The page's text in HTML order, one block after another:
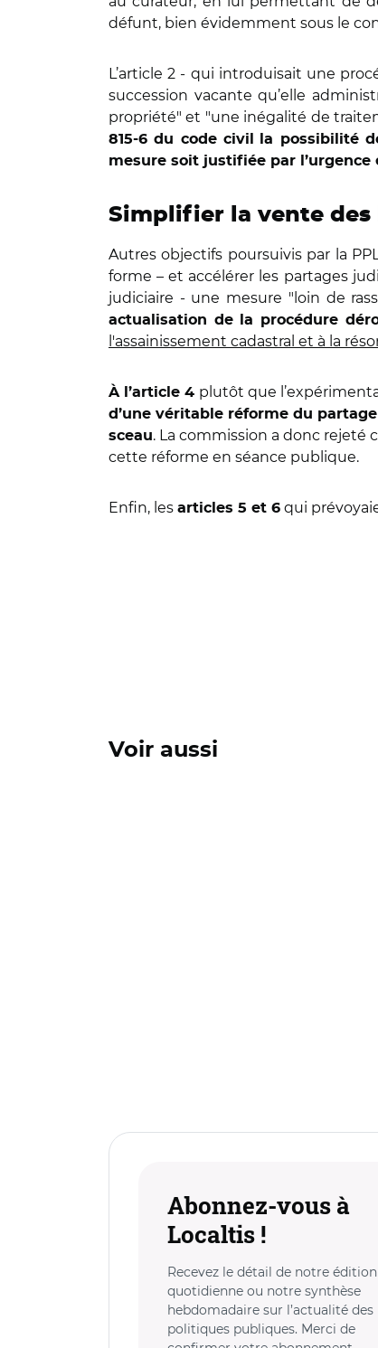
défunt, bien évidemment sous le
L’article 2 - qui introduisait une
succession vacante qu’elle
propriété" et "une inégalité de
815-6 du code civil
la possibilité
mesure soit justifiée par
Simplifier la vente des
Autres objectifs poursuivis par la
forme – et accélérer les partages
judiciaire - une mesure "loin de
actualisation de la procédure
l'assainissement cadastral et à la
À l’article 4 plutôt que
d’une véritable réforme du
sceau. La commission a donc
cette réforme en séance publique.
Enfin, les articles 5 et 6 qui
Voir aussi
Abonnez-vous à
Localtis !
Recevez le détail de notre édition
quotidienne ou notre synthèse
hebdomadaire sur l’actualité des
politiques publiques. Merci de